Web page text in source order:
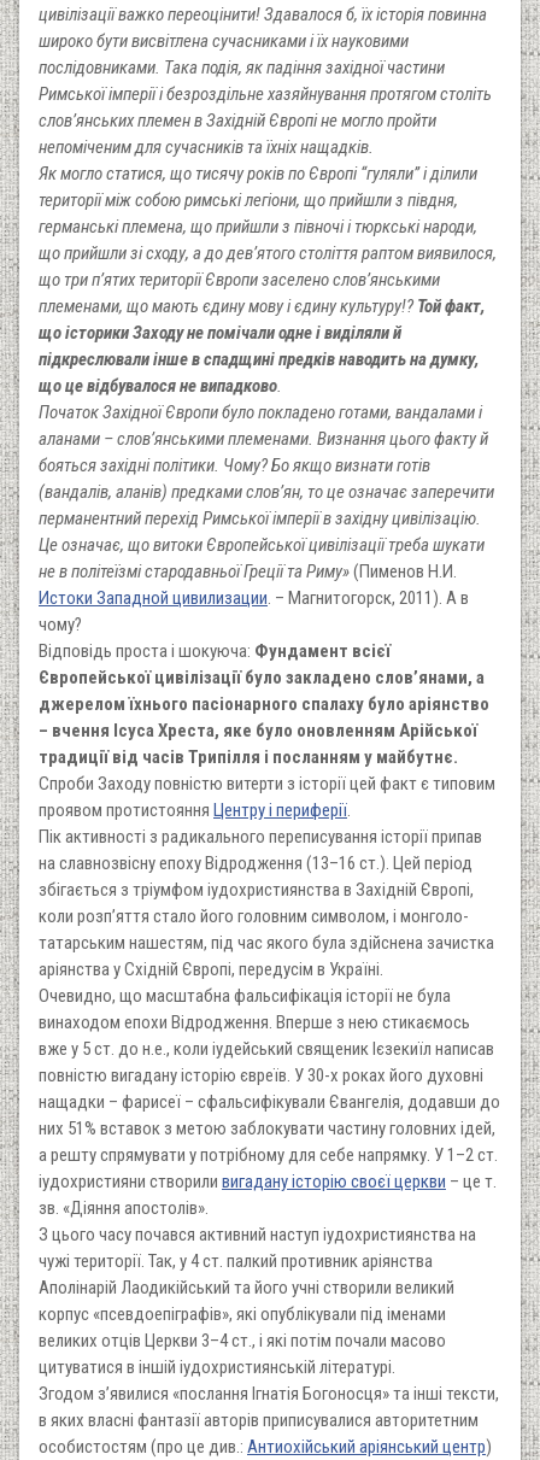
цивілізації важко переоцінити! Здавалося б, їх історія повинна
широко бути висвітлена сучасниками і їх науковими
послідовниками. Така подія, як падіння західної частини
Римської імперії і безроздільне хазяйнування протягом століть
слов’янських племен в Західній Європі не могло пройти
непоміченим для сучасників та їхніх нащадків.
Як могло статися, що тисячу років по Європі “гуляли” і ділили
території між собою римські легіони, що прийшли з півдня,
германські племена, що прийшли з півночі і тюркські народи,
що прийшли зі сходу, а до дев’ятого століття раптом виявилося,
що три п’ятих території Європи заселено слов’янськими
племенами, що мають єдину мову і єдину культуру!? Той факт,
що історики Заходу не помічали одне і виділяли й
підкреслювали інше в спадщині предків наводить на думку,
що це відбувалося не випадково.
Початок Західної Європи було покладено готами, вандалами і
аланами – слов’янськими племенами. Визнання цього факту й
бояться західні політики. Чому? Бо якщо визнати готів
(вандалів, аланів) предками слов’ян, то це означає заперечити
перманентний перехід Римської імперії в західну цивілізацію.
Це означає, що витоки Європейської цивілізації треба шукати
не в політеїзмі стародавньої Греції та Риму»(Пименов Н.И.
Истоки Западной цивилизации. – Магнитогорск, 2011). А в
чому?
Відповідь проста і шокуюча: Фундамент всієї
Європейської цивілізації було закладено слов’янами, а
джерелом їхнього пасіонарного спалаху було аріянство
– вчення Ісуса Хреста, яке було оновленням Арійської
традиції від часів Трипілля і посланням у майбутнє.
Спроби Заходу повністю витерти з історії цей факт є типовим
проявом протистояння Центру і периферії.
Пік активності з радикального переписування історії припав
на славнозвісну епоху Відродження (13–16 ст.). Цей період
збігається з тріумфом іудохристиянства в Західній Європі,
коли розп’яття стало його головним символом, і монголо-
татарським нашестям, під час якого була здійснена зачистка
аріянства у Східній Європі, передусім в Україні.
Очевидно, що масштабна фальсифікація історії не була
винаходом епохи Відродження. Вперше з нею стикаємось
вже у 5 ст. до н.е., коли іудейський священик Ієзекиїл написав
повністю вигадану історію євреїв. У 30-х роках його духовні
нащадки – фарисеї – сфальсифікували Євангелія, додавши до
них 51% вставок з метою заблокувати частину головних ідей,
а решту спрямувати у потрібному для себе напрямку. У 1–2 ст.
іудохристияни створили вигадану історію своєї церкви – це т.
зв. «Діяння апостолів».
З цього часу почався активний наступ іудохристиянства на
чужі території. Так, у 4 ст. палкий противник аріянства
Аполінарій Лаодикійський та його учні створили великий
корпус «псевдоепіграфів», які опублікували під іменами
великих отців Церкви 3–4 ст., і які потім почали масово
цитуватися в іншій іудохристиянській літературі.
Згодом з’явилися «послання Ігнатія Богоносця» та інші тексти,
в яких власні фантазії авторів приписувалися авторитетним
особистостям (про це див.: Антиохійський аріянський центр)